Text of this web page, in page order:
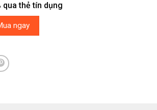
qua thẻ tín dụng
Panasonic MC-CL603GN49 số lượng
ngay